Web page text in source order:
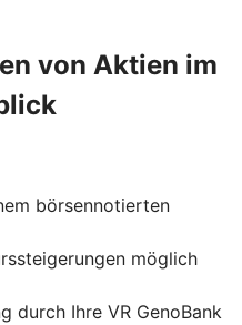
von Aktien im
börsennotierten
möglich
durch Ihre VR GenoBank